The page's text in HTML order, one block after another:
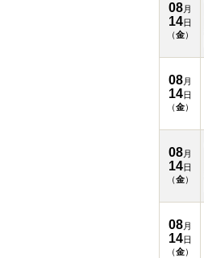
08月
14日
（金）
08月
14日
（金）
08月
14日
（金）
08月
14日
（金）